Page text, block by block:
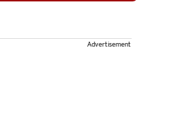
Advertisement